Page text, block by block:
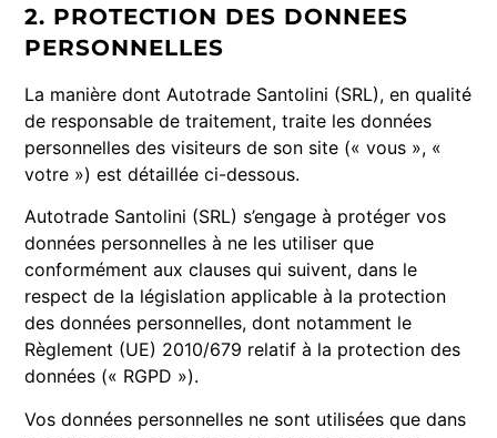
2. PROTECTION DES DONNEES
PERSONNELLES
La manière dont Autotrade Santolini (SRL), en qualité
de responsable de traitement, traite les données
personnelles des visiteurs de son site (« vous », «
votre ») est détaillée ci-dessous.
Autotrade Santolini (SRL) s’engage à protéger vos
données personnelles à ne les utiliser que
conformément aux clauses qui suivent, dans le
respect de la législation applicable à la protection
des données personnelles, dont notamment le
Règlement (UE) 2010/679 relatif à la protection des
données (« RGPD »).
Vos données personnelles ne sont utilisées que dans